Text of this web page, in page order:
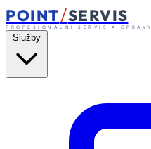
POINT/SERVIS
PROFESIONÁLNÍ SERVIS A OPRAVY
Služby